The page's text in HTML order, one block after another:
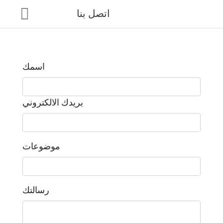
اتصل بنا
اسمك
بريدك الالكتروني
موضوعات
رسالتك